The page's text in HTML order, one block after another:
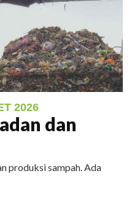
2026
dan
produksi sampah. Ada